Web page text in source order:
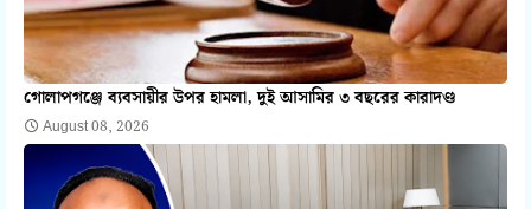
গোলাপগঞ্জে ব্যবসায়ীর উপর হামলা, দুই আসামির ৩ বছরের কারাদণ্ড
August 08, 2026